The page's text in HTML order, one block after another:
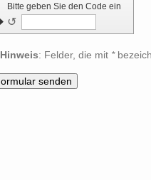
Bitte geben Sie den Code ein
↺
Hinweis : Felder, die mit *